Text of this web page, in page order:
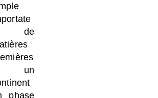
de
un
phase